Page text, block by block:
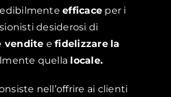
efficace per i
desiderosi di
vendite efidelizzare la
quella locale.
nell’offrire ai clienti